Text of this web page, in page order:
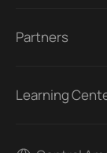
Partners
Learning